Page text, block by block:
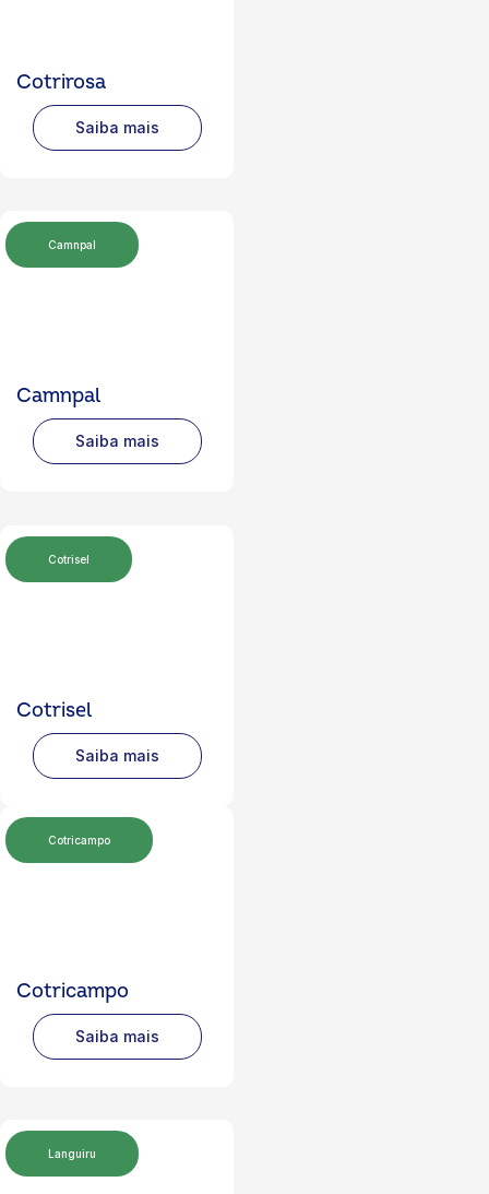
Cotrirosa
Saiba mais
Camnpal
Camnpal
Saiba mais
Cotrisel
Cotrisel
Saiba mais
Cotricampo
Cotricampo
Saiba mais
Languiru